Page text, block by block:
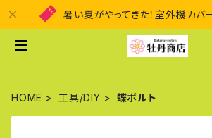
暑い夏がやってきた！室外機カバ
HOME 工具/DIY 蝶ボルト